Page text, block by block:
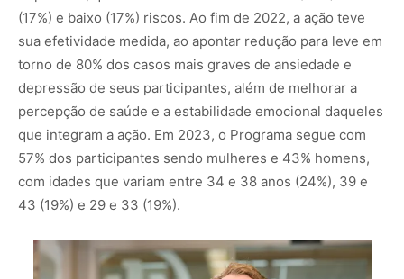
(17%) e baixo (17%) riscos. Ao fim de 2022, a ação teve
sua efetividade medida, ao apontar redução para leve em
torno de 80% dos casos mais graves de ansiedade e
depressão de seus participantes, além de melhorar a
percepção de saúde e a estabilidade emocional daqueles
que integram a ação. Em 2023, o Programa segue com
57% dos participantes sendo mulheres e 43% homens,
com idades que variam entre 34 e 38 anos (24%), 39 e
43 (19%) e 29 e 33 (19%).